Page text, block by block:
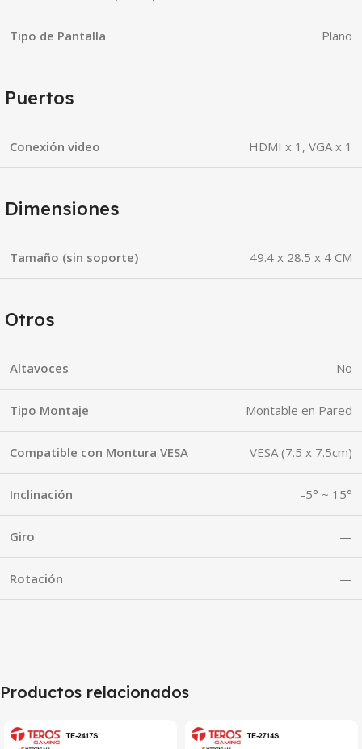
Tipo de Pantalla Plano
Puertos
Conexión video HDMI x 1, VGA x 1
Dimensiones
Tamaño (sin soporte) 49.4 x 28.5 x 4 CM
Otros
Altavoces No
Tipo Montaje Montable en Pared
Compatible con Montura VESA VESA (7.5 x 7.5cm)
Inclinación -5° ~ 15°
Giro —
Rotación —
Productos relacionados